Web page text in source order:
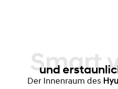
Smart verteilt
und
Der Innenraum des